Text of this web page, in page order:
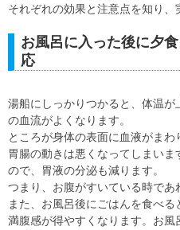
それぞれの効果と注意点を知り、
お風呂に入った後に夕
応
湯船にしっかりつかると、体温
の血流がよくなります。
ところが身体の表面に血液がまわ
胃腸の動きは悪くなってしまい
ので、胃液の分泌も減ります。
つまり、お腹がすいている時であ
また、お風呂後にごはんを食べ
満腹感が得やすくなります。お